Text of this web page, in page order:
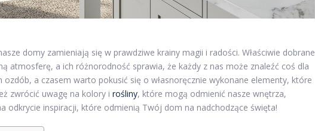
domy zamieniają się w prawdziwe krainy magii i radości. Właściwie dobrane
atmosferę, a ich różnorodność sprawia, że każdy z nas może znaleźć coś dla
ozdób, a czasem warto pokusić się o własnoręcznie wykonane elementy, które
zwrócić uwagę na kolory i rośliny, które mogą odmienić nasze wnętrza,
odkrycie inspiracji, które odmienią Twój dom na nadchodzące święta!